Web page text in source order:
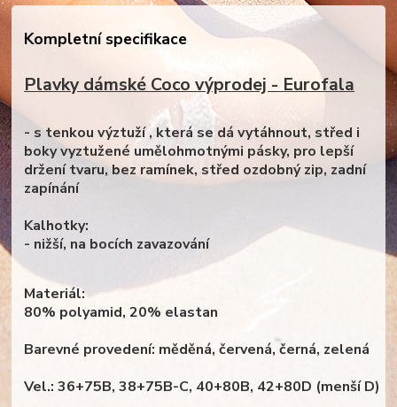
Kompletní specifikace
Plavky dámské Coco výprodej - Eurofala
- s tenkou výztuží , která se dá vytáhnout, střed i
boky vyztužené umělohmotnými pásky, pro lepší
držení tvaru, bez ramínek, střed ozdobný zip, zadní
zapínání
Kalhotky:
- nižší, na bocích zavazování
Materiál:
80% polyamid, 20% elastan
Barevné provedení: měděná, červená, černá, zelená
Vel.: 36+75B, 38+75B-C, 40+80B, 42+80D (menší D)